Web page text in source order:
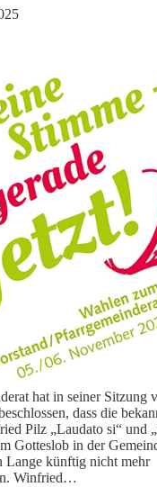
hat in seiner Sitzung
dass die
Pilz „Laudato si“ und
Gotteslob in der
Lange künftig nicht mehr
Winfried…